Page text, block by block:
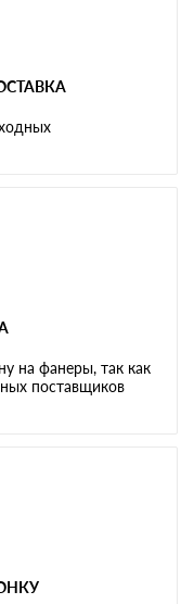
на фанеры, так как
поставщиков